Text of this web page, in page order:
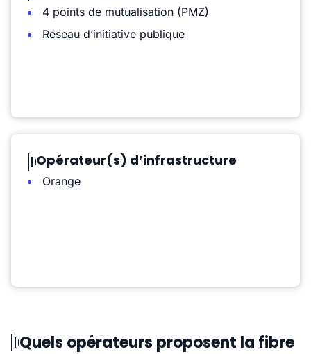
4 points de mutualisation (PMZ)
Réseau d’initiative publique
Opérateur(s) d’infrastructure
Orange
Quels opérateurs proposent la fibre